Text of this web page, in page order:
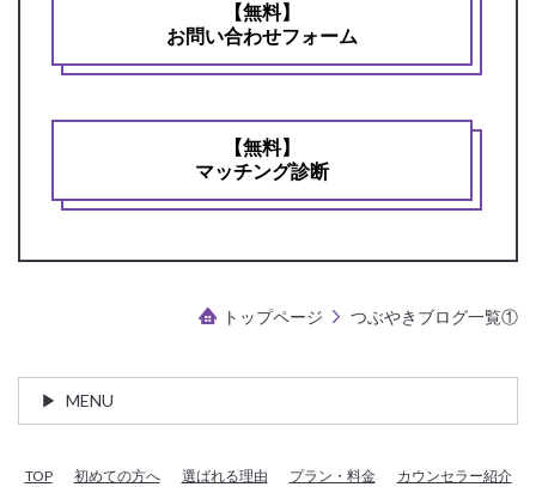
【無料】
お問い合わせフォーム
【無料】
マッチング診断
トップページ つぶやきブログ一覧①
MENU
TOP 初めての方へ 選ばれる理由 プラン・料金 カウンセラー紹介